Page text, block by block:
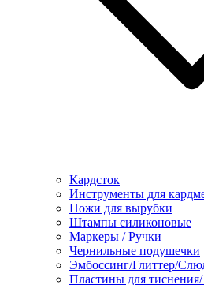
Кардсток
Инструменты для
Ножи для вырубки
Штампы силиконовые
Маркеры / Ручки
Чернильные подушечки
Эмбоссинг/Глиттер/
Пластины для